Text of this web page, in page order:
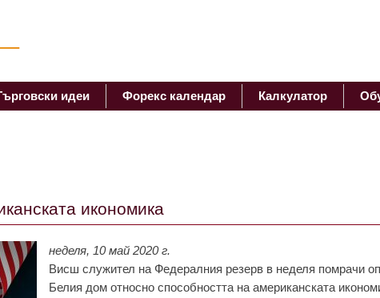
идеи Форекс календар Калкулатор
икономика
неделя, 10 май 2020 г.
Висш служител на Федералния резерв в неделя помрачи
Белия дом относно способността на американската